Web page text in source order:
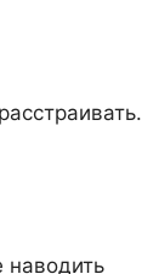
наводить